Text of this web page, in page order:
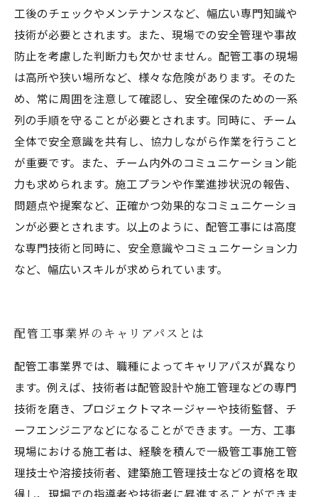
工後のチェックやメンテナンスなど、幅広い専門知識や
技術が必要とされます。また、現場での安全管理や事故
防止を考慮した判断力も欠かせません。配管工事の現場
は高所や狭い場所など、様々な危険があります。そのた
め、常に周囲を注意して確認し、安全確保のための一系
列の手順を守ることが必要とされます。同時に、チーム
全体で安全意識を共有し、協力しながら作業を行うこと
が重要です。また、チーム内外のコミュニケーション能
力も求められます。施工プランや作業進捗状況の報告、
問題点や提案など、正確かつ効果的なコミュニケーショ
ンが必要とされます。以上のように、配管工事には高度
な専門技術と同時に、安全意識やコミュニケーション力
など、幅広いスキルが求められています。
配管工事業界のキャリアパスとは
配管工事業界では、職種によってキャリアパスが異なり
ます。例えば、技術者は配管設計や施工管理などの専門
技術を磨き、プロジェクトマネージャーや技術監督、チ
ーフエンジニアなどになることができます。一方、工事
現場における施工者は、経験を積んで一級管工事施工管
理技士や溶接技術者、建築施工管理技士などの資格を取
得し、現場での指導者や技術者に昇進することができま